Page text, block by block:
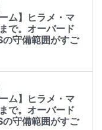
ム】ヒラメ・マ
で。オーバード
守備範囲がすご
ム】ヒラメ・マ
で。オーバード
守備範囲がすご